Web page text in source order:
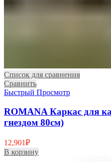
Список для сравнения
Сравнить
Быстрый Просмотр
ROMANA Каркас для
гнездом 80см)
12,901₽
В корзину